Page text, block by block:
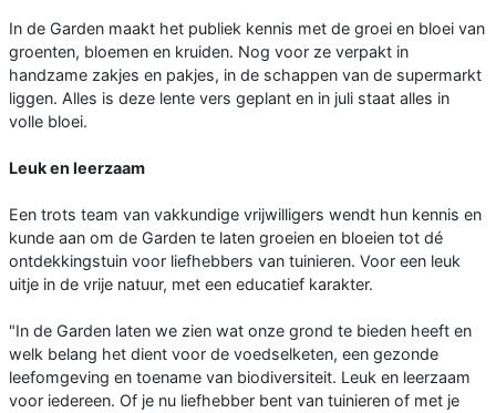
In de Garden maakt het publiek kennis met de groei en bloei van
groenten, bloemen en kruiden. Nog voor ze verpakt in
handzame zakjes en pakjes, in de schappen van de supermarkt
liggen. Alles is deze lente vers geplant en in juli staat alles in
volle bloei.
Leuk en leerzaam
Een trots team van vakkundige vrijwilligers wendt hun kennis en
kunde aan om de Garden te laten groeien en bloeien tot dé
ontdekkingstuin voor liefhebbers van tuinieren. Voor een leuk
uitje in de vrije natuur, met een educatief karakter.
"In de Garden laten we zien wat onze grond te bieden heeft en
welk belang het dient voor de voedselketen, een gezonde
leefomgeving en toename van biodiversiteit. Leuk en leerzaam
voor iedereen. Of je nu liefhebber bent van tuinieren of met je